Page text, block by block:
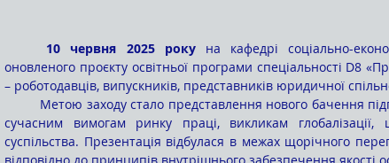
	10 червня 2025 року
на кафедрі соціально-
оновленого проєкту освітньої програми спеціальності D8
– роботодавців, випускників, представників юридичної
сучасним вимогам ринку праці, викликам глобалізації,
суспільства. Презентація відбулася в межах щорічного
відповідно до принципів внутрішнього забезпечення якості